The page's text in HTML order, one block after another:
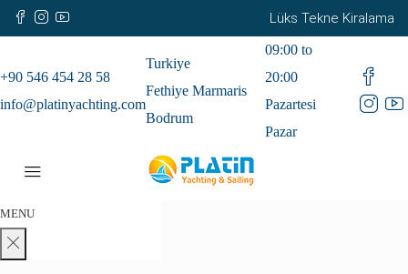
Lüks Tekne Kiralama
+90 546 454 28 58
info@platinyachting.com
Turkiye
Fethiye Marmaris
Bodrum
09:00 to
20:00
Pazartesi
Pazar
MENU